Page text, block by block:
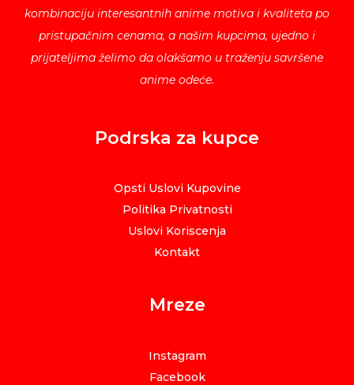
kombinaciju interesantnih anime motiva i kvaliteta po
pristupačnim cenama, a našim kupcima, ujedno i
prijateljima želimo da olakšamo u traženju savršene
anime odeće.
Podrska za kupce
Opsti Uslovi Kupovine
Politika Privatnosti
Uslovi Koriscenja
Kontakt
Mreze
Instagram
Facebook